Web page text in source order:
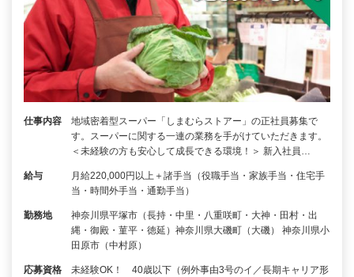
仕事内容
地域密着型スーパー「しまむらストアー」の正社員募集で
す。スーパーに関する一連の業務を手がけていただきます。
＜未経験の方も安心して成長できる環境！＞ 新入社員…
給与
月給220,000円以上＋諸手当（役職手当・家族手当・住宅手
当・時間外手当・通勤手当）
勤務地
神奈川県平塚市（長持・中里・八重咲町・大神・田村・出
縄・御殿・菫平・徳延）神奈川県大磯町（大磯） 神奈川県小
田原市（中村原）
応募資格
未経験OK！ 40歳以下（例外事由3号のイ／長期キャリア形